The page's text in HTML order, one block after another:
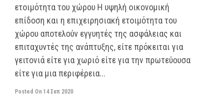
ετοιμότητα του χώρου Η υψηλή οικονομική
επίδοση και η επιχειρησιακή ετοιμότητα του
χώρου αποτελούν εγγυητές της ασφάλειας και
επιταχυντές της ανάπτυξης, είτε πρόκειται για
γειτονιά είτε για χωριό είτε για την πρωτεύουσα
είτε για μια περιφέρεια...
Posted On 14 Σεπ 2020